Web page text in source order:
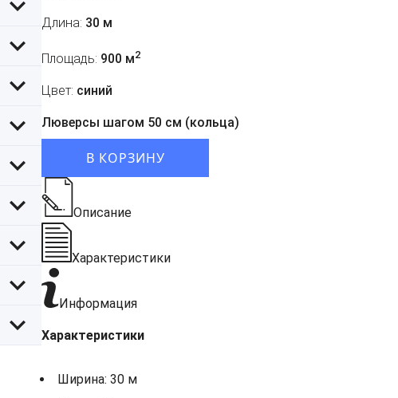
Длина: 30 м
Площадь: 900 м2
Цвет: синий
Люверсы шагом 50 см (кольца)
В КОРЗИНУ
Описание
Характеристики
Информация
Характеристики
Ширина: 30 м